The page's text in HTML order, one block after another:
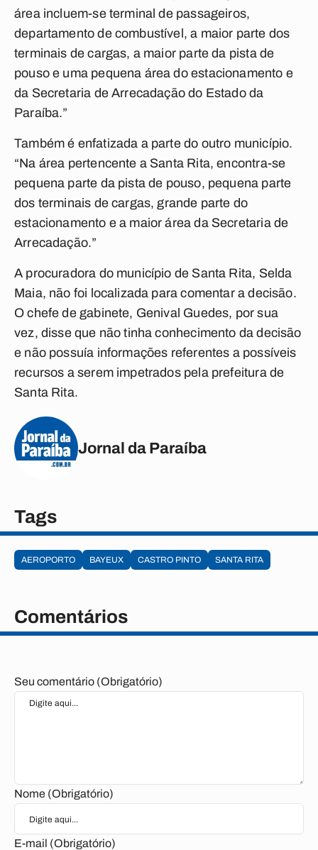
área incluem-se terminal de passageiros,
departamento de combustível, a maior parte dos
terminais de cargas, a maior parte da pista de
pouso e uma pequena área do estacionamento e
da Secretaria de Arrecadação do Estado da
Paraíba.”
Também é enfatizada a parte do outro município.
“Na área pertencente a Santa Rita, encontra-se
pequena parte da pista de pouso, pequena parte
dos terminais de cargas, grande parte do
estacionamento e a maior área da Secretaria de
Arrecadação.”
A procuradora do município de Santa Rita, Selda
Maia, não foi localizada para comentar a decisão.
O chefe de gabinete, Genival Guedes, por sua
vez, disse que não tinha conhecimento da decisão
e não possuía informações referentes a possíveis
recursos a serem impetrados pela prefeitura de
Santa Rita.
Jornal da Paraíba
Tags
AEROPORTO BAYEUX CASTRO PINTO SANTA RITA
Comentários
Seu comentário (Obrigatório)
Nome (Obrigatório)
E-mail (Obrigatório)